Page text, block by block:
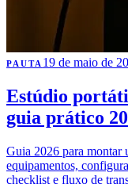
PAUTA 19 de maio de
Estúdio
guia prático
Guia 2026 para montar
equipamentos,
checklist e fluxo de